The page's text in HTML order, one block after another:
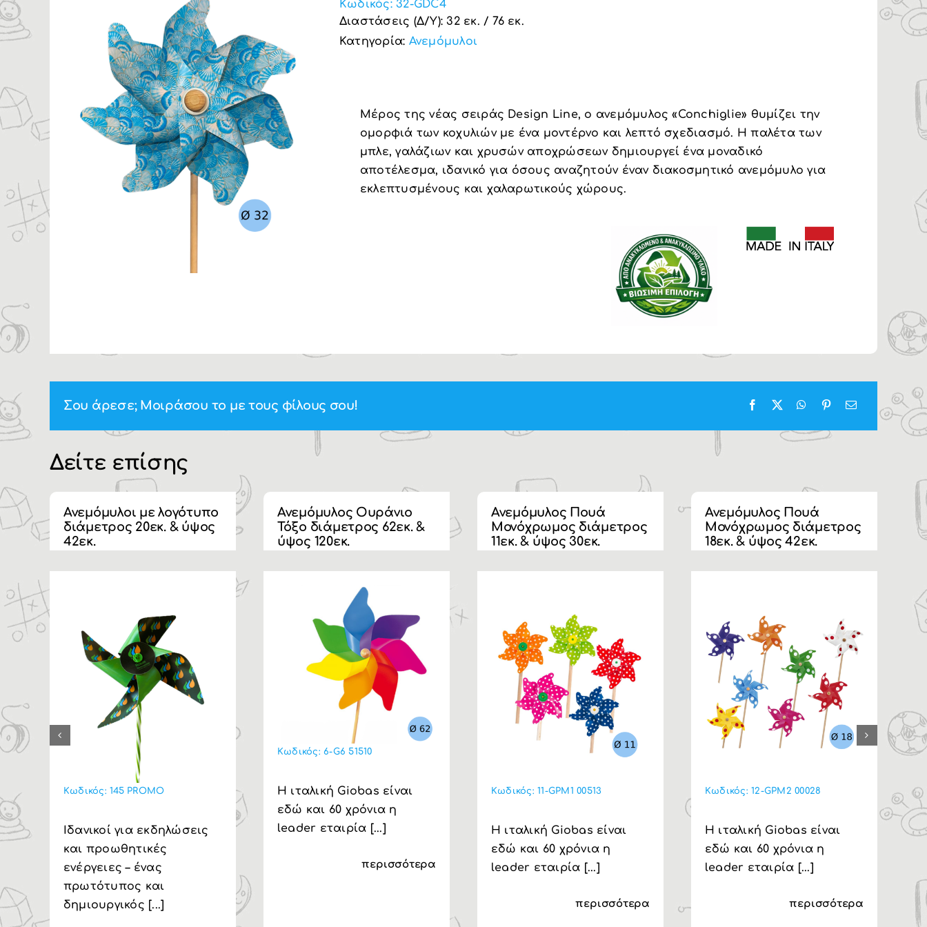
Κωδικός: 32-GDC4
Διαστάσεις (Δ/Υ): 32 εκ. / 76 εκ.
Κατηγορία: Ανεμόμυλοι
Μέρος της νέας σειράς Design Line, ο ανεμόμυλος «Conchiglie» θυμίζει την
ομορφιά των κοχυλιών με ένα μοντέρνο και λεπτό σχεδιασμό. Η παλέτα των
μπλε, γαλάζιων και χρυσών αποχρώσεων δημιουργεί ένα μοναδικό
αποτέλεσμα, ιδανικό για όσους αναζητούν έναν διακοσμητικό ανεμόμυλο για
εκλεπτυσμένους και χαλαρωτικούς χώρους.
Σου άρεσε; Μοιράσου το με τους φίλους σου!
Δείτε επίσης
Ανεμόμυλοι με λογότυπο
διάμετρος 20εκ. & ύψος
42εκ.
Κωδικός:145 PROMO
Ιδανικοί για εκδηλώσεις
και προωθητικές
ενέργειες – ένας
πρωτότυπος και
δημιουργικός [...]
Ανεμόμυλος Ουράνιο
Τόξο διάμετρος 62εκ. &
ύψος 120εκ.
Κωδικός:6-G6 51510
Η ιταλική Giobas είναι
εδώ και 60 χρόνια η
leader εταιρία [...]
περισσότερα
Ανεμόμυλος Πουά
Μονόχρωμος διάμετρος
11εκ. & ύψος 30εκ.
Κωδικός:11-GPM1 00513
Η ιταλική Giobas είναι
εδώ και 60 χρόνια η
leader εταιρία [...]
περισσότερα
Ανεμόμυλος Πουά
Μονόχρωμος διάμετρος
18εκ. & ύψος 42εκ.
Κωδικός:12-GPM2 00028
Η ιταλική Giobas είναι
εδώ και 60 χρόνια η
leader εταιρία [...]
περισσότερα